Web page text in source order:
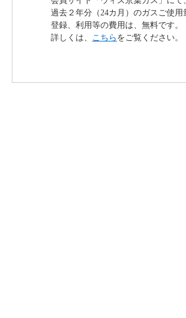
過去２年分（24カ月）のガスご使
登録、利用等の費用は、無料です。
詳しくは、 こちら をご覧ください。